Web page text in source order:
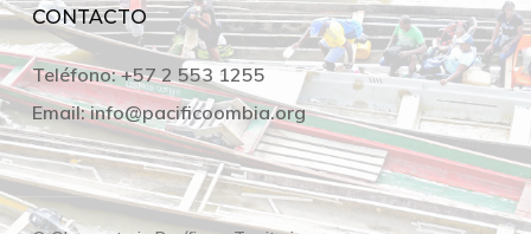
CONTACTO
Teléfono:+57 2 553 1255
Email: info@pacificoombia.org